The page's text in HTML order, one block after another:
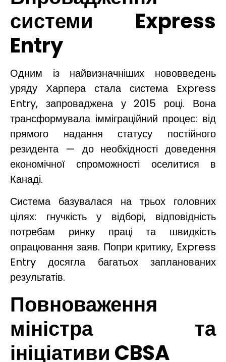
системи Express
Entry
Одним із найвизначніших нововведень
уряду Харпера стала система Express
Entry, запроваджена у 2015 році. Вона
трансформувала імміграційний процес: від
прямого надання статусу постійного
резидента — до необхідності доведення
економічної спроможності оселитися в
Канаді.
Система базувалася на трьох головних
цілях: гнучкість у відборі, відповідність
потребам ринку праці та швидкість
опрацювання заяв. Попри критику, Express
Entry досягла багатьох запланованих
результатів.
Повноваження
міністра та
ініціативи CBSA